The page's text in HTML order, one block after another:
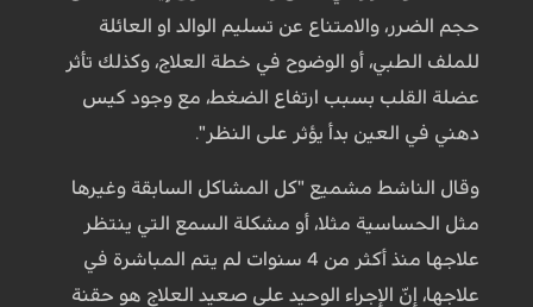
حجم الضرر، والامتناع عن تسليم الوالد او العائلة
للملف الطبي، أو الوضوح في خطة العلاج، وكذلك تأثر
عضلة القلب بسبب ارتفاع الضغط، مع وجود كيس
دهني في العين بدأ يؤثر على النظر".
وقال الناشط مشميع "كل المشاكل السابقة وغيرها
مثل الحساسية مثلا، أو مشكلة السمع التي ينتظر
علاجها منذ أكثر من 4 سنوات لم يتم المباشرة في
علاجها، إنّ الإجراء الوحيد على صعيد العلاج هو حقنة